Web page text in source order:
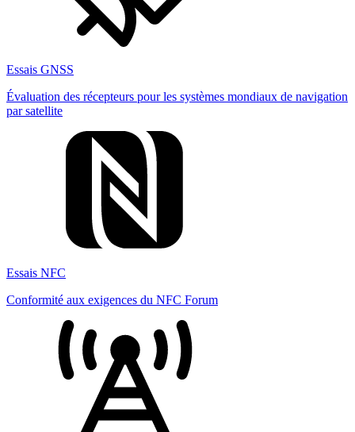
Essais GNSS
Évaluation des récepteurs pour les systèmes mondiaux de navigation
par satellite
Essais NFC
Conformité aux exigences du NFC Forum